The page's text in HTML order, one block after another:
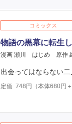
コミックス
物語の黒幕に転生
漫画 瀬川 はじめ 原作
出会ってはならない二
定価 748 円（本体680円